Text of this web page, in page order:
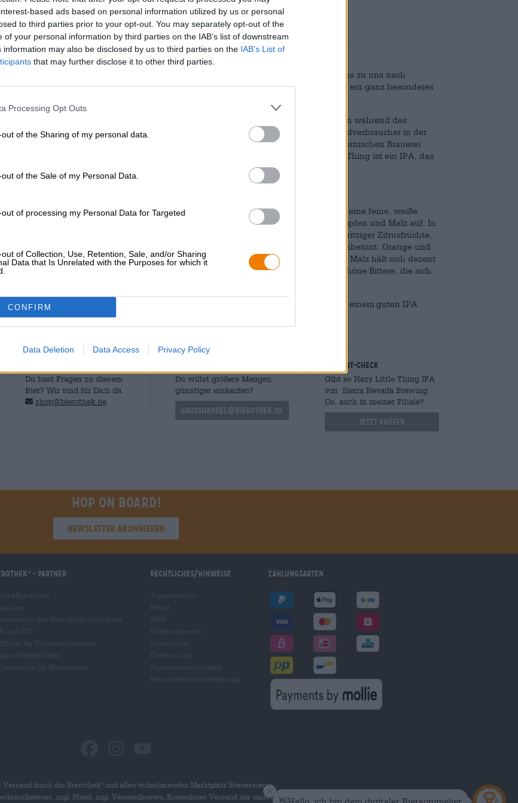
based ads based on personal information utilized by us or personal
to third parties prior to your opt-out. You may separately opt-out of the
of your personal information by third parties on the IAB’s list of downstream
information may also be disclosed by us to third parties on the IAB’s List of
that may further disclose it to other third parties.
Processing Opt Outs
of the Sharing of my personal data.
of the Sale of my Personal Data.
of processing my Personal Data for Targeted
of Collection, Use, Retention, Sale, and/or Sharing
Data that Is Unrelated with the Purposes for which it
CONFIRM
Data Deletion Data Access Privacy Policy
Beschreibung Infos Bewertungen(3)
Dieses Bier kommt auf dem direkten Weg von den sonnigen Stränden Kaliforniens zu uns nach
Deutschland. Und wir meinen wirklich den direktesten Weg, denn dieses IPA ist ein ganz besonderes
Brauer haben das Privileg, ihre Kreationen stets als allererste zu probieren. Schon während des
Brauprozesses verkosten sie den Rohling und lernen ihr Bier auf eine für den Endverbraucher in der
Regel unerreichbare Art und Weise kennen. Nun geben uns die Brauer der kalifornischen Brauerei
Sierra Nevada die Möglichkeit, ein Bier im Rohzustand zu probieren. Hazy Little Thing ist ein IPA, das
unverarbeitet und direkt aus dem Tank in die Dosen abgefüllt wurde.
Hazy Little Thing präsentiert sich in einem wolkigen Goldton im Glas und bildet eine feine, weiße
Schaumkrone. Aus dem Schaum steigt eine gut ausbalancierte Mischung aus Hopfen und Malz auf. In
der Nase vereinen sich weiches Karamell und geröstetes Malz mit der Frische spritziger Zitrusfrüchte,
ein wenig saftiger Ananas und einem Hauch Kiefernharz. Der Antrunk ist hopfenbetont: Orange und
Zitrone geben ihr Debüt, Ananas, Mango und Maracuja gesellen sich hinzu. Das Malz hält sich dezent
im Hintergrund. Das IPA aus Kalifornien ist angenehm trocken und zeigt eine schöne Bittere, die sich
Fruchtig, saftig, süß, leicht sauer und schön bitter - Genau das, was wir uns von einem guten IPA
erhoffen!
Du hast Fragen zu diesem
Bier? Wir sind für Dich da.
shop@bierothek.de
Du willst größere Mengen
günstiger einkaufen?
grosshandel@bierothek.de
Vor-Ort-Check
Gibt es Hazy Little Thing IPA
von Sierra Nevada Brewing
Co. auch in meiner Filiale?
Jetzt prüfen
Hop on board!
Newsletter abonnieren
- Partner Rechtliches/Hinweise Zahlungsarten
Versand durch die Bierothek
und allen teilnehmenden Marktplatz Brauereien
zzgl. Pfand, zzgl. Versandkosten. Kostenloser Versand nur innerhalb Deutschlands.